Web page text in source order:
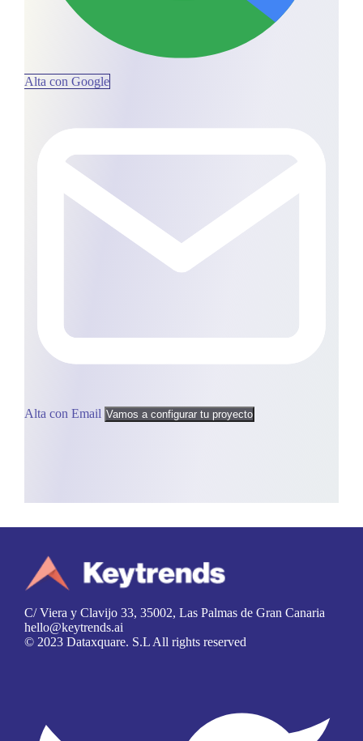
Alta con Google
Alta con Email Vamos a configurar tu proyecto
C/ Viera y Clavijo 33, 35002, Las Palmas de Gran Canaria
hello@keytrends.ai
© 2023 Dataxquare. S.L All rights reserved